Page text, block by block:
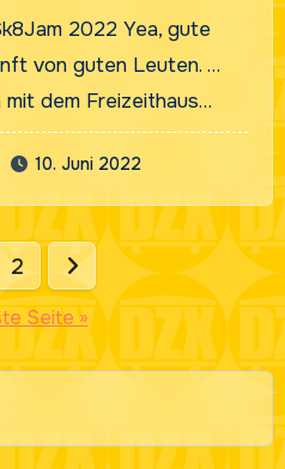
2022 Yea, gute
von guten Leuten. …
dem Freizeithaus…
10. Juni 2022
2
Seite »